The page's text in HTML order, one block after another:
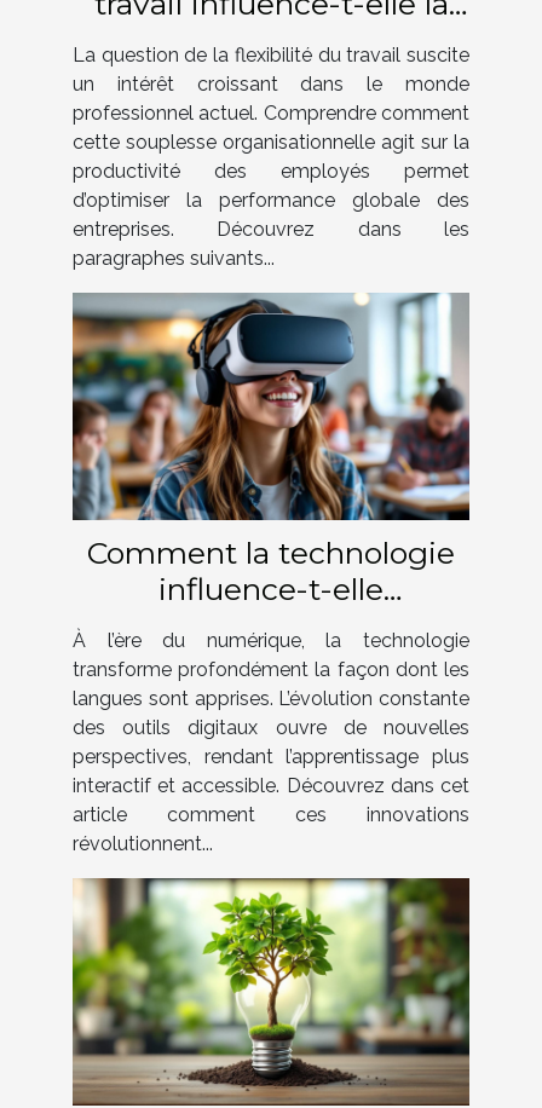
productivité des employés
?
La question de la flexibilité du travail suscite
un intérêt croissant dans le monde
professionnel actuel. Comprendre comment
cette souplesse organisationnelle agit sur la
productivité des employés permet
d’optimiser la performance globale des
entreprises. Découvrez dans les
paragraphes suivants...
Comment la technologie
influence-t-elle
l'apprentissage des
langues ?
À l’ère du numérique, la technologie
transforme profondément la façon dont les
langues sont apprises. L’évolution constante
des outils digitaux ouvre de nouvelles
perspectives, rendant l’apprentissage plus
interactif et accessible. Découvrez dans cet
article comment ces innovations
révolutionnent...